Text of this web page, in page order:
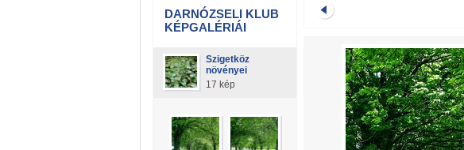
DARNÓZSELI KLUB
KÉPGALÉRIÁI
Szigetköz
növényei
17 kép